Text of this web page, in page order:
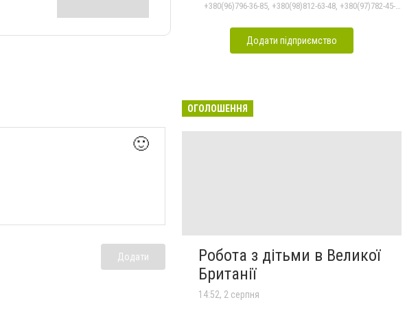
🙂
Додати
+380(96)796-36-85, +380(98)812-63-48, +380(97)782-45-70
Додати підприємство
ОГОЛОШЕННЯ
Робота з дітьми в Великої
Британії
14:52, 2 серпня